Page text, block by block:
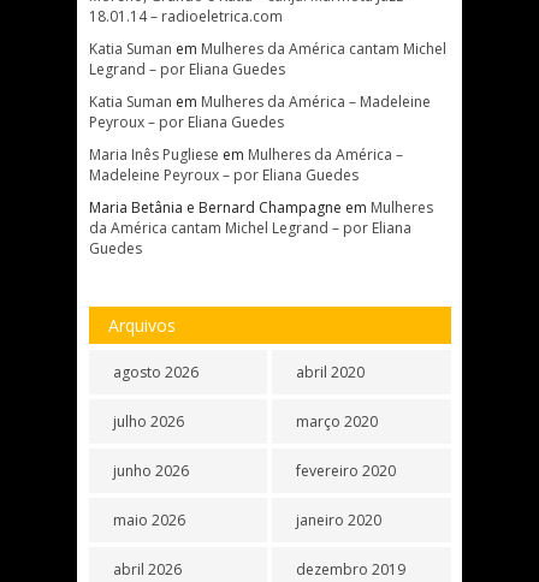
18.01.14 – radioeletrica.com
Katia Suman em Mulheres da América cantam Michel
Legrand – por Eliana Guedes
Katia Suman em Mulheres da América – Madeleine
Peyroux – por Eliana Guedes
Maria Inês Pugliese em Mulheres da América –
Madeleine Peyroux – por Eliana Guedes
Maria Betânia e Bernard Champagne em Mulheres
da América cantam Michel Legrand – por Eliana
Guedes
Arquivos
agosto 2026
julho 2026
junho 2026
maio 2026
abril 2026
abril 2020
março 2020
fevereiro 2020
janeiro 2020
dezembro 2019